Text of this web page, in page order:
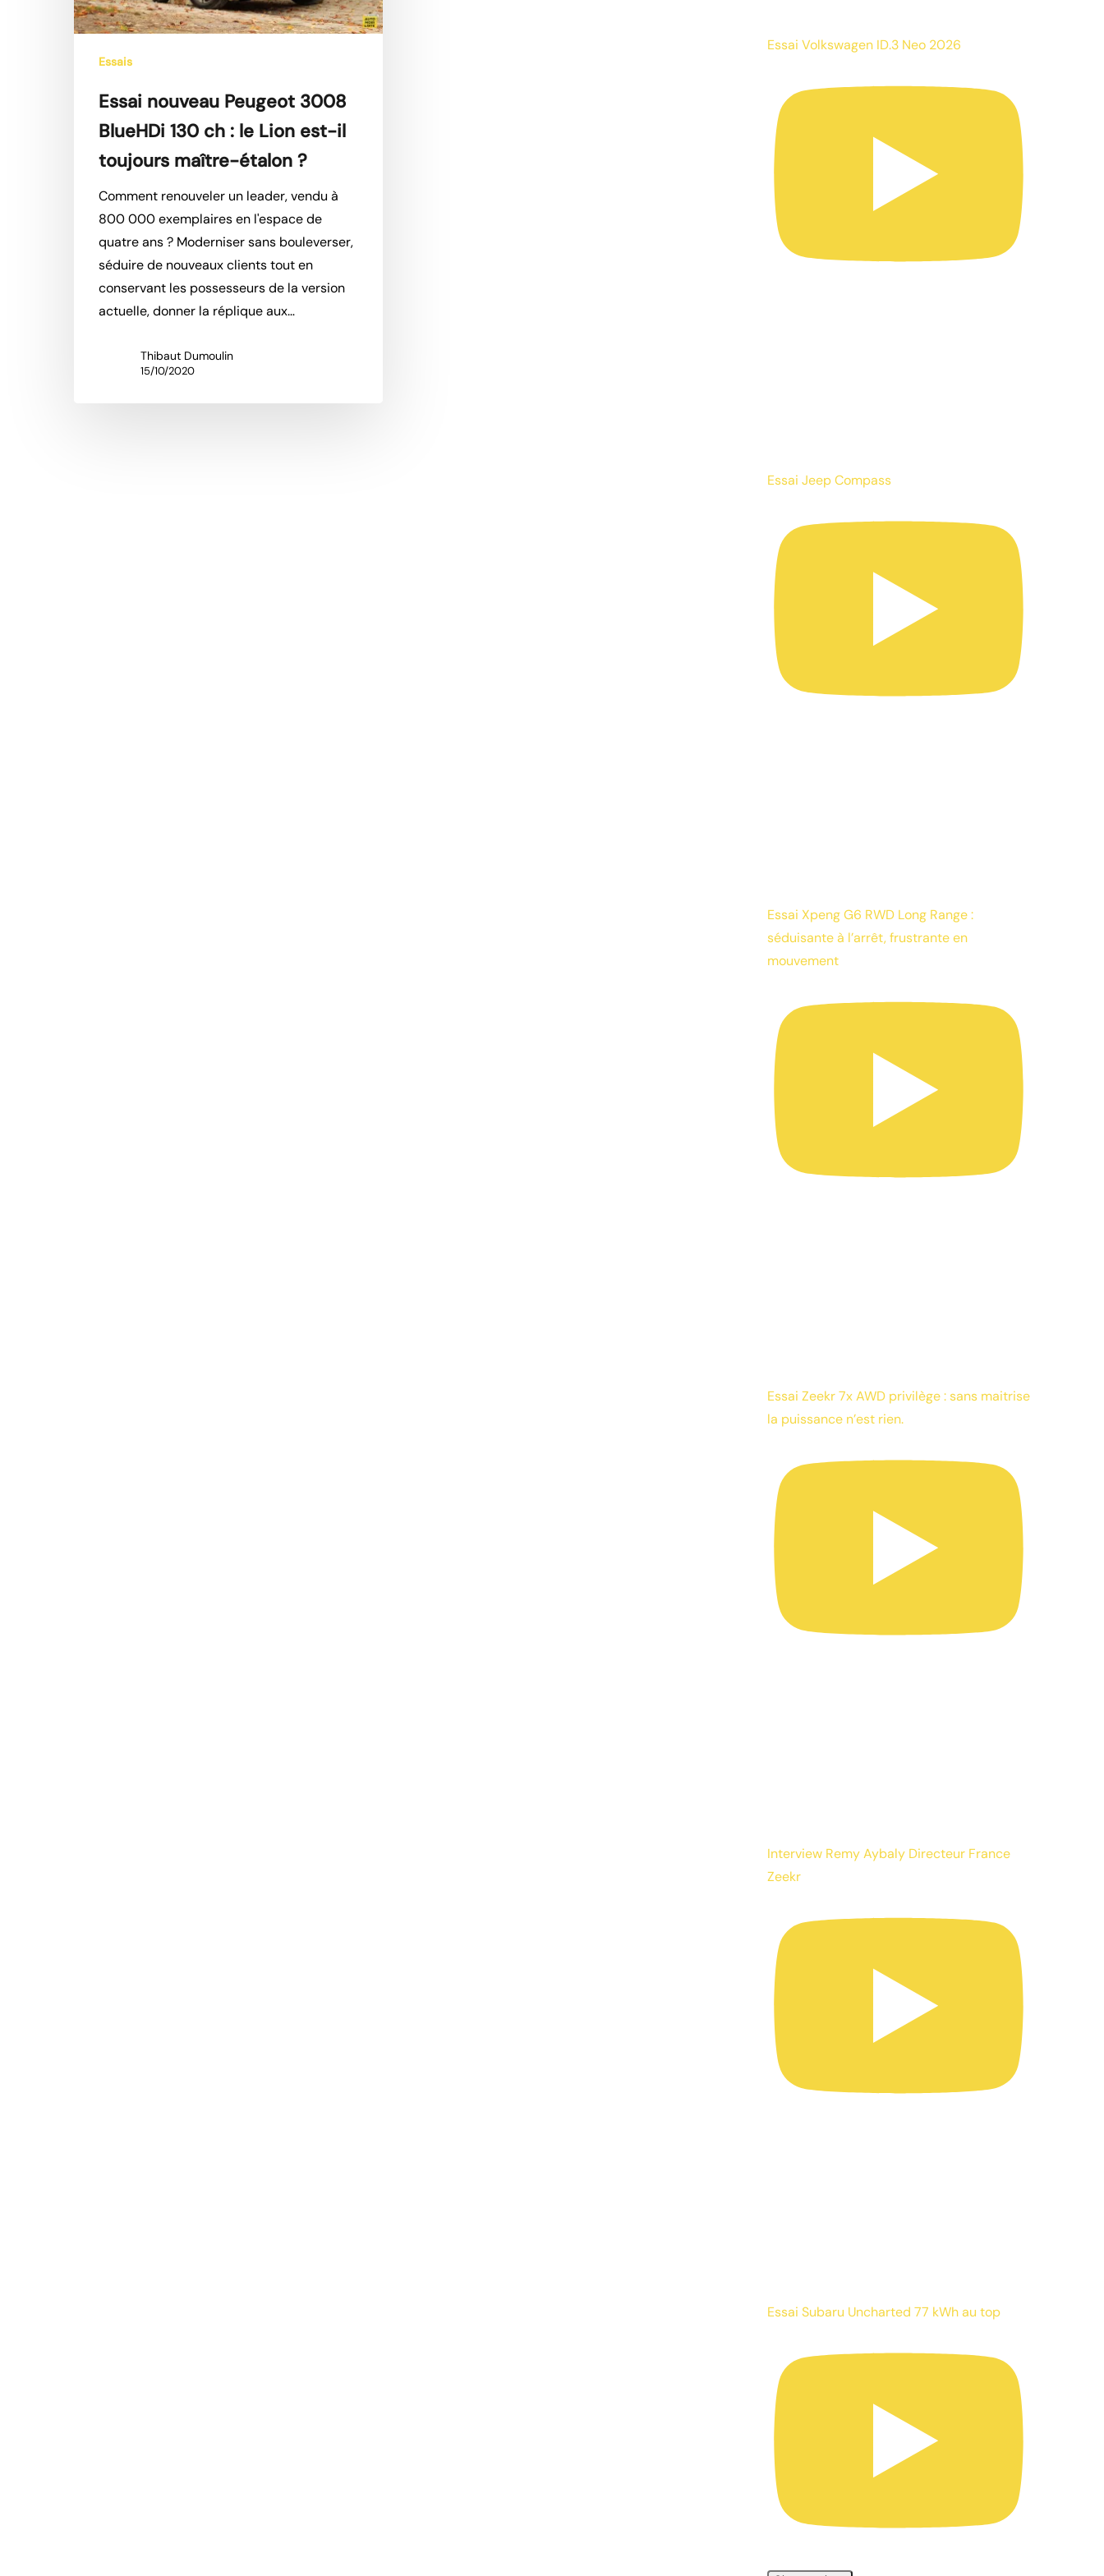
le
toujours
maître-
étalon
Essais
Essai nouveau Peugeot 3008
BlueHDi 130 ch : le Lion est-il
toujours maître-étalon ?
Comment renouveler un leader, vendu à
800 000 exemplaires en l'espace de
quatre ans ? Moderniser sans bouleverser,
séduire de nouveaux clients tout en
conservant les possesseurs de la version
actuelle, donner la réplique aux…
Thibaut Dumoulin
15/10/2020
Essai Volkswagen ID.3 Neo 2026
Essai Jeep Compass
Essai Xpeng G6 RWD Long Range :
séduisante à l’arrêt, frustrante en
mouvement
Essai Zeekr 7x AWD privilège : sans maitrise
la puissance n’est rien.
Interview Remy Aybaly Directeur France
Zeekr
Essai Subaru Uncharted 77 kWh au top